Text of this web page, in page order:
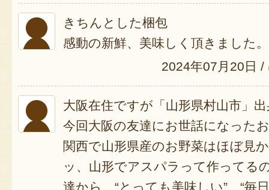
きちんとした梱包
感動の新鮮、美味しく頂きました
2024年07月20日 /
大阪在住ですが「山形県村山市」
今回大阪の友達にお世話になった
関西で山形県産のお野菜はほぼ見
ッ、山形でアスパラって作ってる
達から、“とっても美味しい” “毎